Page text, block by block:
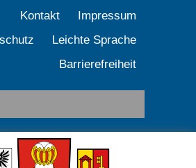
Kontakt
Impressum
Leichte Sprache
Barrierefreiheit